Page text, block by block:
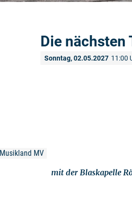
Die nächsten
Sonntag, 02.05.2027 11:00
Musikland MV
mit der Blaskapelle